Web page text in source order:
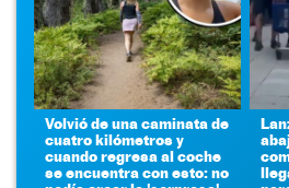
Volvió de una caminata de
cuatro kilómetros y
cuando regresa al coche
se encuentra con esto: no